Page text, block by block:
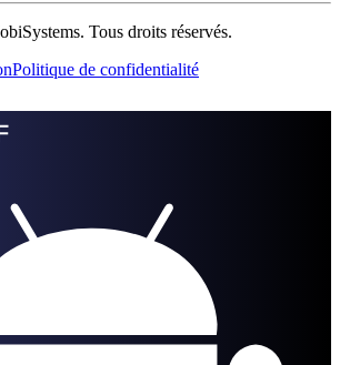
Tous droits réservés.
Politique de confidentialité